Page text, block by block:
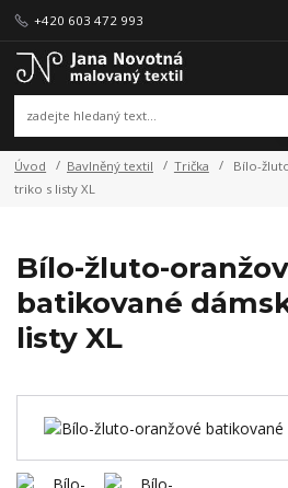
+420 603 472 993
Úvod Bavlněný textil Trička
Bílo-
triko s listy XL
Bílo-žluto-
batikované
listy XL